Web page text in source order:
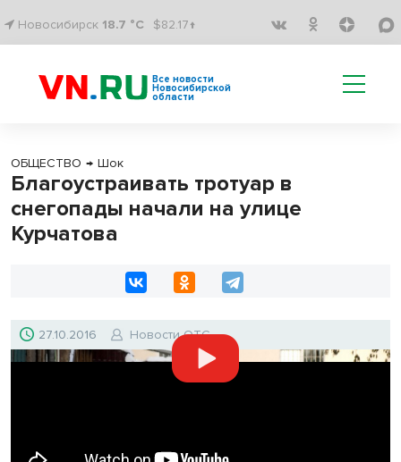
Новосибирск 18.7 °C $82.17↑
Все новости
Новосибирской
области
ОБЩЕСТВО → Шок
Благоустраивать тротуар в
снегопады начали на улице
Курчатова
27.10.2016 Новости ОТС